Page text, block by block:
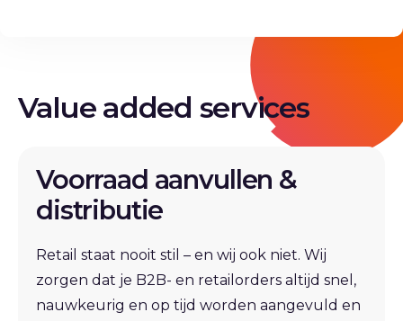
Value added services
Voorraad aanvullen &
distributie
Retail staat nooit stil – en wij ook niet. Wij
zorgen dat je B2B- en retailorders altijd snel,
nauwkeurig en op tijd worden aangevuld en